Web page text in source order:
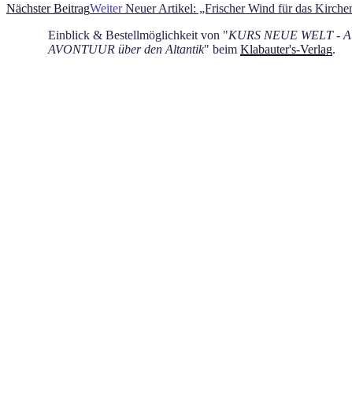
Nächster BeitragWeiter Neuer Artikel: „Frischer Wind für das
Einblick & Bestellmöglichkeit von "KURS NEUE WELT -
AVONTUUR über den Altantik" beimKlabauter's-Verlag.